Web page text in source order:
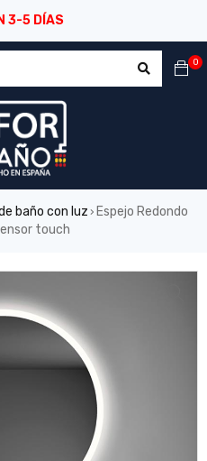
3-5 DÍAS
0
baño con luz › Espejo Redondo
touch